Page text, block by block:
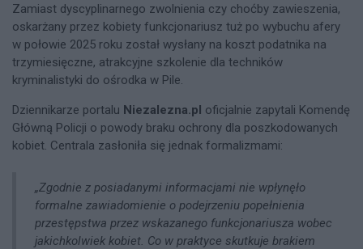
Zamiast dyscyplinarnego zwolnienia czy choćby zawieszenia,
oskarżany przez kobiety funkcjonariusz tuż po wybuchu afery
w połowie 2025 roku został wysłany na koszt podatnika na
trzymiesięczne, atrakcyjne szkolenie dla techników
kryminalistyki do ośrodka w Pile.
Dziennikarze portalu Niezalezna.pl oficjalnie zapytali Komendę
Główną Policji o powody braku ochrony dla poszkodowanych
kobiet. Centrala zasłoniła się jednak formalizmami:
„Zgodnie z posiadanymi informacjami nie wpłynęło
formalne zawiadomienie o podejrzeniu popełnienia
przestępstwa przez wskazanego funkcjonariusza wobec
jakichkolwiek kobiet. Co w praktyce skutkuje brakiem